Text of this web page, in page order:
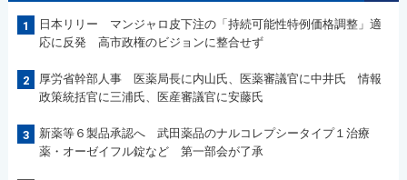
1
日本リリー マンジャロ皮下注の「持続可能性特例価格調整」適
応に反発 高市政権のビジョンに整合せず
2
厚労省幹部人事 医薬局長に内山氏、医薬審議官に中井氏 情報
政策統括官に三浦氏、医産審議官に安藤氏
3
新薬等６製品承認へ 武田薬品のナルコレプシータイプ１治療
薬・オーゼイフル錠など 第一部会が了承